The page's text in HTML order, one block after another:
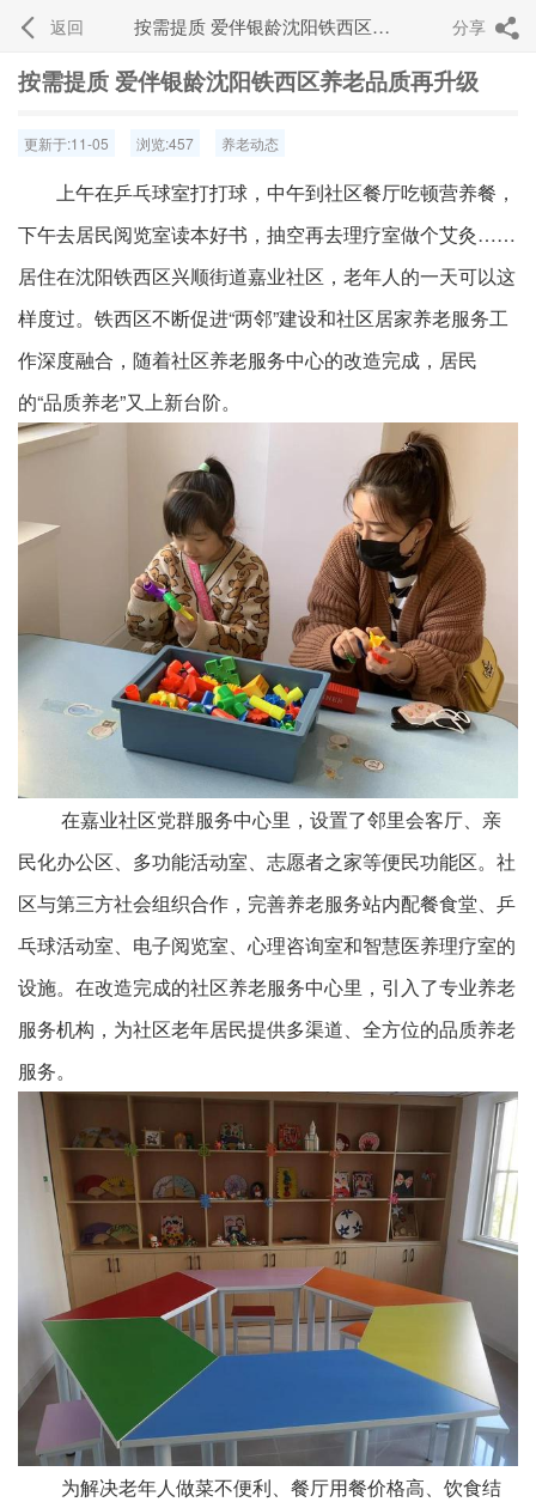
 返回 按需提质 爱伴银龄沈阳铁西区养老品质再升级 分享 
按需提质 爱伴银龄沈阳铁西区养老品质再升级
更新于:11-05 浏览:457 养老动态
上午在乒乓球室打打球，中午到社区餐厅吃顿营养餐，
下午去居民阅览室读本好书，抽空再去理疗室做个艾灸……
居住在沈阳铁西区兴顺街道嘉业社区，老年人的一天可以这
样度过。铁西区不断促进“两邻”建设和社区居家养老服务工
作深度融合，随着社区养老服务中心的改造完成，居民
的“品质养老”又上新台阶。
在嘉业社区党群服务中心里，设置了邻里会客厅、亲
民化办公区、多功能活动室、志愿者之家等便民功能区。社
区与第三方社会组织合作，完善养老服务站内配餐食堂、乒
乓球活动室、电子阅览室、心理咨询室和智慧医养理疗室的
设施。在改造完成的社区养老服务中心里，引入了专业养老
服务机构，为社区老年居民提供多渠道、全方位的品质养老
服务。
为解决老年人做菜不便利、餐厅用餐价格高、饮食结